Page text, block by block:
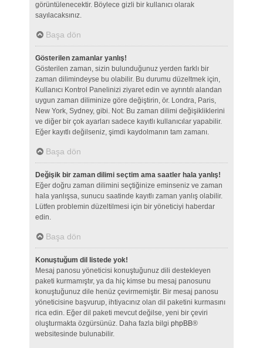
görüntülenecektir. Böylece gizli bir kullanıcı olarak
sayılacaksınız.
Başa dön
Gösterilen zamanlar yanlış!
Gösterilen zaman, sizin bulunduğunuz yerden farklı bir
zaman dilimindeyse bu olabilir. Bu durumu düzeltmek için,
Kullanıcı Kontrol Panelinizi ziyaret edin ve ayrıntılı alandan
uygun zaman diliminize göre değiştirin, ör. Londra, Paris,
New York, Sydney, gibi. Not: Bu zaman dilimi değişikliklerini
ve diğer bir çok ayarları sadece kayıtlı kullanıcılar yapabilir.
Eğer kayıtlı değilseniz, şimdi kaydolmanın tam zamanı.
Başa dön
Değişik bir zaman dilimi seçtim ama saatler hala yanlış!
Eğer doğru zaman dilimini seçtiğinize eminseniz ve zaman
hala yanlışsa, sunucu saatinde kayıtlı zaman yanlış olabilir.
Lütfen problemin düzeltilmesi için bir yöneticiyi haberdar
edin.
Başa dön
Konuştuğum dil listede yok!
Mesaj panosu yöneticisi konuştuğunuz dili destekleyen
paketi kurmamıştır, ya da hiç kimse bu mesaj panosunu
konuştuğunuz dile henüz çevirmemiştir. Bir mesaj panosu
yöneticisine başvurup, ihtiyacınız olan dil paketini kurmasını
rica edin. Eğer dil paketi mevcut değilse, yeni bir çeviri
oluşturmakta özgürsünüz. Daha fazla bilgi phpBB®
websitesinde bulunabilir.